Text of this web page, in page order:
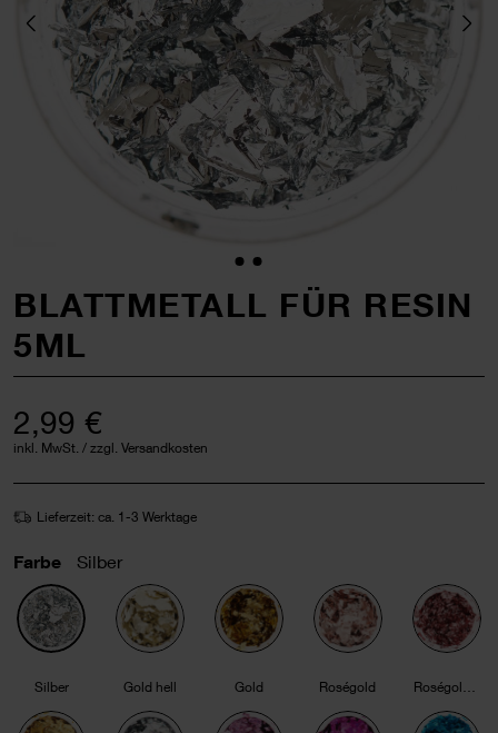
BLATTMETALL FÜR RESIN
5ML
2,99 €
inkl. MwSt. / zzgl. Versandkosten
Lieferzeit: ca. 1-3 Werktage
Farbe Silber
Silber Gold hell Gold Roségold